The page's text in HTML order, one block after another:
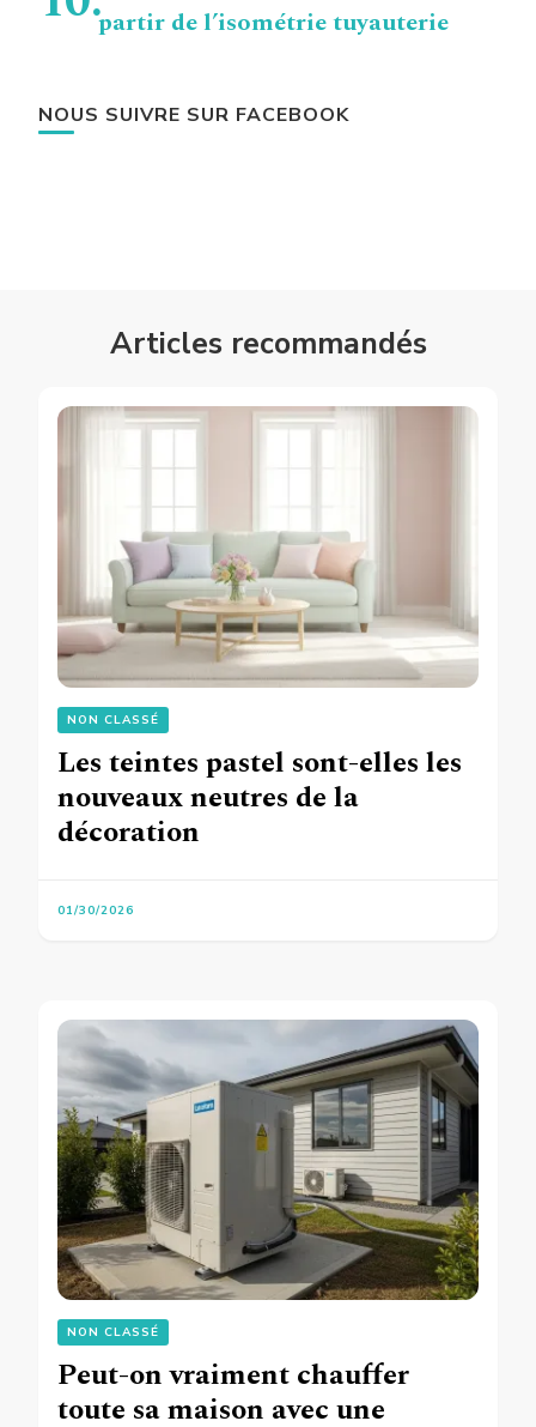
partir de l’isométrie tuyauterie
NOUS SUIVRE SUR FACEBOOK
Articles recommandés
NON CLASSÉ
Les teintes pastel sont-elles les
nouveaux neutres de la
décoration
01/30/2026
NON CLASSÉ
Peut-on vraiment chauffer
toute sa maison avec une